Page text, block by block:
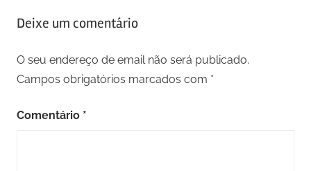
Deixe um comentário
O seu endereço de email não será publicado.
Campos obrigatórios marcados com *
Comentário *